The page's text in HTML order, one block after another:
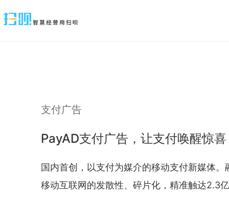
支付广告
PayAD支付广告，让支付唤醒惊
国内首创，以支付为媒介的移动支付新媒体
移动互联网的发散性、碎片化，精准触达2.3